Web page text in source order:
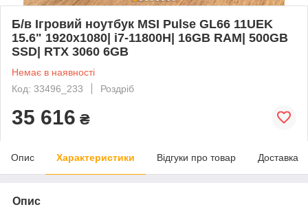
Б/в Ігровий ноутбук MSI Pulse GL66 11UEK
15.6" 1920x1080| i7-11800H| 16GB RAM| 500GB
SSD| RTX 3060 6GB
Немає в наявності
Код: 33496_233
Роздріб
35 616 ₴
Опис Характеристики Відгуки про товар Доставка
Опис